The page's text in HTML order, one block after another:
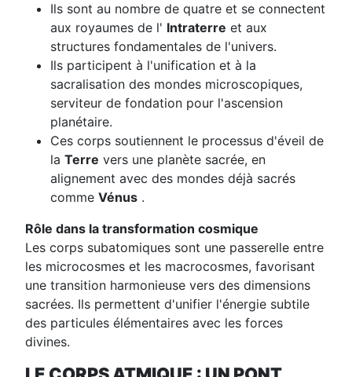
Ils sont au nombre de quatre et se connectent
aux royaumes de l' Intraterre et aux
structures fondamentales de l'univers.
Ils participent à l'unification et à la
sacralisation des mondes microscopiques,
serviteur de fondation pour l'ascension
planétaire.
Ces corps soutiennent le processus d'éveil de
la Terre vers une planète sacrée, en
alignement avec des mondes déjà sacrés
comme Vénus .
Rôle dans la transformation cosmique
Les corps subatomiques sont une passerelle entre
les microcosmes et les macrocosmes, favorisant
une transition harmonieuse vers des dimensions
sacrées. Ils permettent d'unifier l'énergie subtile
des particules élémentaires avec les forces
divines.